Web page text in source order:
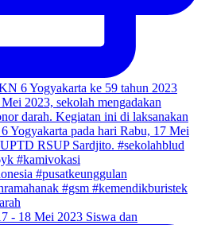
- 18 Mei 2023 Siswa dan